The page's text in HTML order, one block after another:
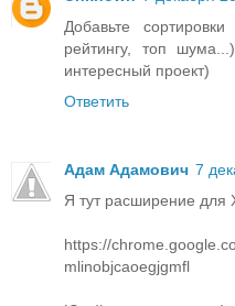
Добавьте
рейтингу, топ
интересный проект)
Ответить
Адам Адамович 7
Я тут расширение для
https://
mlinobjcaoegjgmfl